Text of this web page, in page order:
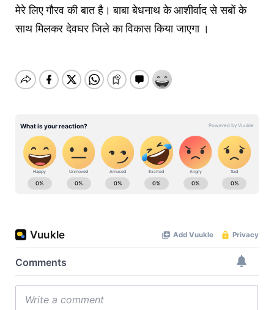
मेरे लिए गौरव की बात है। बाबा बेधनाथ के आशीर्वाद से सबों के
साथ मिलकर देवघर जिले का विकास किया जाएगा ।